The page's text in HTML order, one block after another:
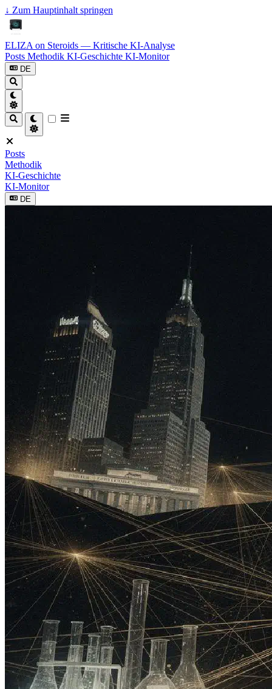
↓ Zum Hauptinhalt springen
ELIZA on Steroids — Kritische KI-Analyse
Posts Methodik KI-Geschichte KI-Monitor
DE
Posts
Methodik
KI-Geschichte
KI-Monitor
DE